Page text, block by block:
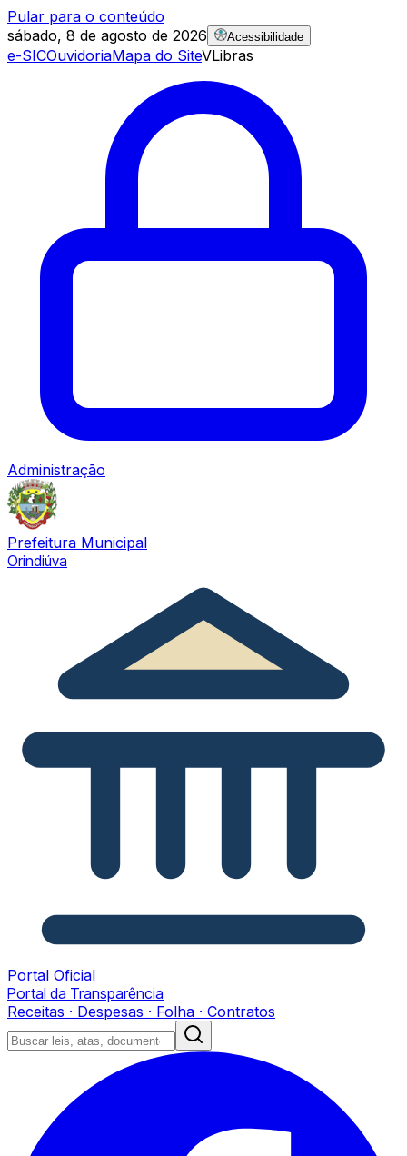
Pular para o conteúdo
sábado, 8 de agosto de 2026
Acessibilidade
e-SICOuvidoriaMapa do SiteVLibras
Administração
Prefeitura Municipal
Orindiúva
Portal Oficial
Portal da Transparência
Receitas · Despesas · Folha · Contratos